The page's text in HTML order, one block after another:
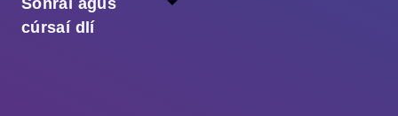
Sonraí agus
cúrsaí dlí